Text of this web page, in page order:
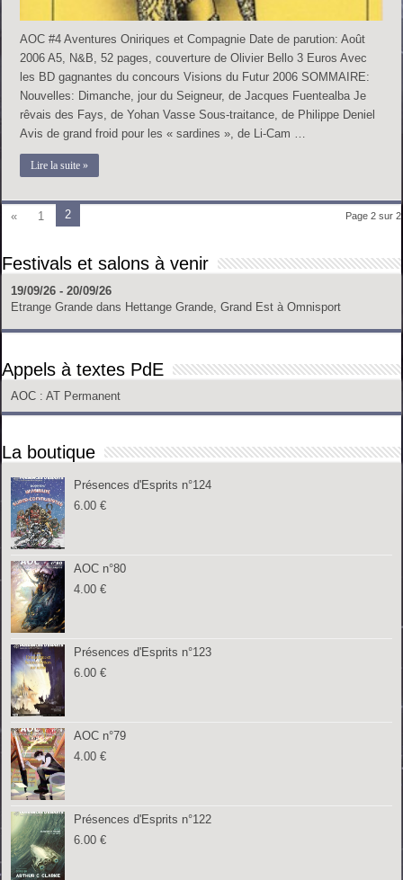
AOC #4 Aventures Oniriques et Compagnie Date de parution: Août
2006 A5, N&B, 52 pages, couverture de Olivier Bello 3 Euros Avec
les BD gagnantes du concours Visions du Futur 2006 SOMMAIRE:
Nouvelles: Dimanche, jour du Seigneur, de Jacques Fuentealba Je
rêvais des Fays, de Yohan Vasse Sous-traitance, de Philippe Deniel
Avis de grand froid pour les « sardines », de Li-Cam …
Lire la suite »
Page 2 sur 2
« 1 2
Festivals et salons à venir
19/09/26 - 20/09/26
Etrange Grande dans Hettange Grande, Grand Est à Omnisport
Appels à textes PdE
AOC : AT Permanent
La boutique
Présences d'Esprits n°124
6.00€
AOC n°80
4.00€
Présences d'Esprits n°123
6.00€
AOC n°79
4.00€
Présences d'Esprits n°122
6.00€